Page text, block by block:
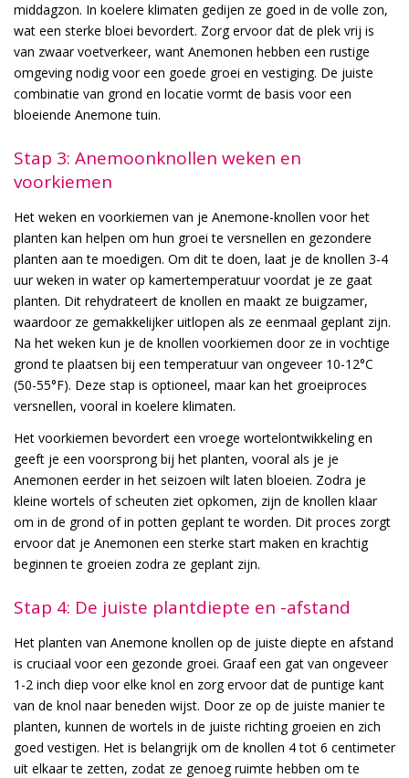
middagzon. In koelere klimaten gedijen ze goed in de volle zon,
wat een sterke bloei bevordert. Zorg ervoor dat de plek vrij is
van zwaar voetverkeer, want Anemonen hebben een rustige
omgeving nodig voor een goede groei en vestiging. De juiste
combinatie van grond en locatie vormt de basis voor een
bloeiende Anemone tuin.
Stap 3: Anemoonknollen weken en
voorkiemen
Het weken en voorkiemen van je Anemone-knollen voor het
planten kan helpen om hun groei te versnellen en gezondere
planten aan te moedigen. Om dit te doen, laat je de knollen 3-4
uur weken in water op kamertemperatuur voordat je ze gaat
planten. Dit rehydrateert de knollen en maakt ze buigzamer,
waardoor ze gemakkelijker uitlopen als ze eenmaal geplant zijn.
Na het weken kun je de knollen voorkiemen door ze in vochtige
grond te plaatsen bij een temperatuur van ongeveer 10-12°C
(50-55°F). Deze stap is optioneel, maar kan het groeiproces
versnellen, vooral in koelere klimaten.
Het voorkiemen bevordert een vroege wortelontwikkeling en
geeft je een voorsprong bij het planten, vooral als je je
Anemonen eerder in het seizoen wilt laten bloeien. Zodra je
kleine wortels of scheuten ziet opkomen, zijn de knollen klaar
om in de grond of in potten geplant te worden. Dit proces zorgt
ervoor dat je Anemonen een sterke start maken en krachtig
beginnen te groeien zodra ze geplant zijn.
Stap 4: De juiste plantdiepte en -afstand
Het planten van Anemone knollen op de juiste diepte en afstand
is cruciaal voor een gezonde groei. Graaf een gat van ongeveer
1-2 inch diep voor elke knol en zorg ervoor dat de puntige kant
van de knol naar beneden wijst. Door ze op de juiste manier te
planten, kunnen de wortels in de juiste richting groeien en zich
goed vestigen. Het is belangrijk om de knollen 4 tot 6 centimeter
uit elkaar te zetten, zodat ze genoeg ruimte hebben om te